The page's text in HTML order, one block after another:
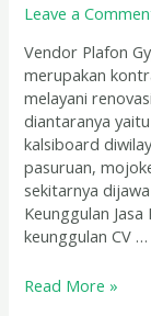
Leave a
Vendor Plafon
merupakan
melayani
diantaranya
kalsiboard
pasuruan,
sekitarnya
Keunggulan Jasa
keunggulan CV …
Read More »